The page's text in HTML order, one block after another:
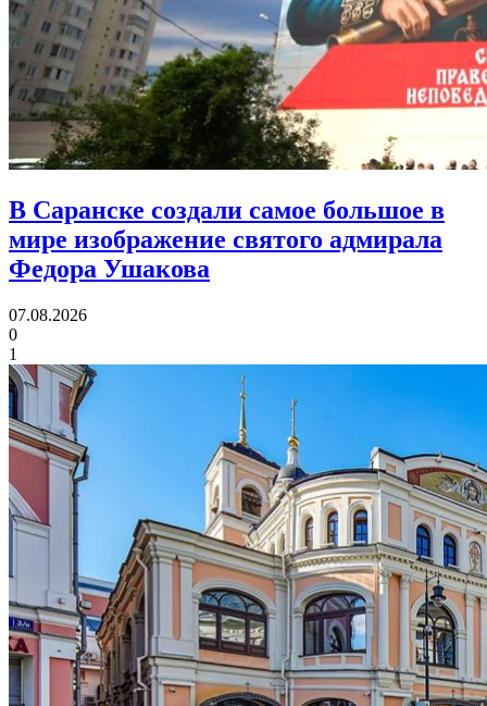
В Саранске создали самое большое в
мире изображение святого адмирала
Федора Ушакова
07.08.2026
0
1